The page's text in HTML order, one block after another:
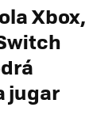
Xbox,
jugar